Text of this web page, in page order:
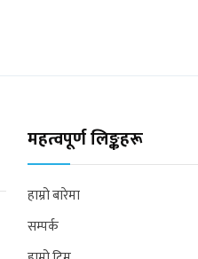
महत्वपूर्ण लिङ्कहरू
हाम्रो बारेमा
सम्पर्क